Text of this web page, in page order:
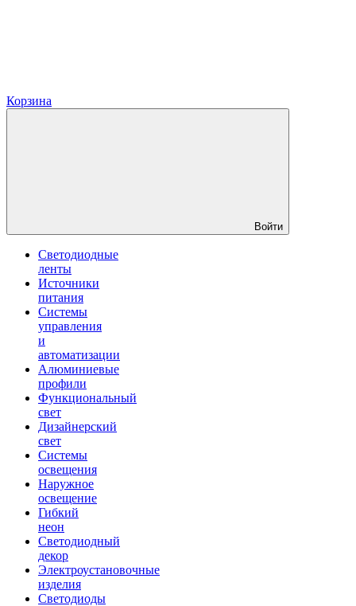
Корзина
Войти
Светодиодные
ленты
Источники
питания
Системы
управления
и
автоматизации
Алюминиевые
профили
Функциональный
свет
Дизайнерский
свет
Системы
освещения
Наружное
освещение
Гибкий
неон
Светодиодный
декор
Электроустановочные
изделия
Светодиоды